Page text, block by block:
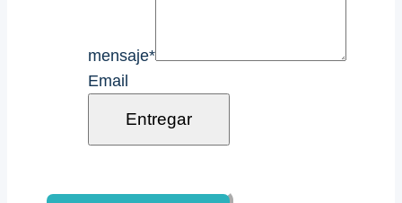
mensaje*
Email
Entregar